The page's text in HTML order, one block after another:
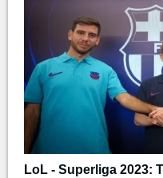
LoL - Superliga 2023: